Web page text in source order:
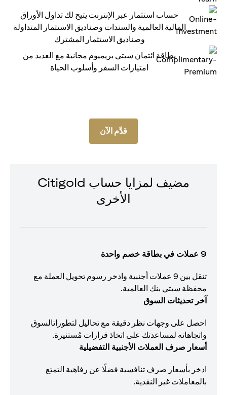
حساب استثمار عبر الإنترنت يتيح لك تداول الأوراق
المالية العالمية والسندات وصناديق الاستثمار المتداولة
وصناديق الاستثمار المشترك
بطاقة ائتمان سيتي بريميوم مجانية مع العديد من
امتيازات السفر وأسلوب الحياة
قدِّم الآن
مضيف لمزايا حساب Citigold
الأخرى
9 عملات في بطاقة خصم واحدة
تنقل بين 9 عملات أجنبية وادخر رسوم تحويل العملة مع
محفظة سيتي بنك العالمية.
آخر تحديثات السوق
احصل على وجهات نظر دقيقة مع تحاليل لتطوراتالسوق
واتجاهاته لمساعدتك على اتخاذ قرارات مُستنيرة.
أسعار صرف العملات الأجنبية التفضيلية
ادخر بأسعار صرف تنافسية فضلًا عن رفاهية التمتع
بالمعاملات غير النقدية.